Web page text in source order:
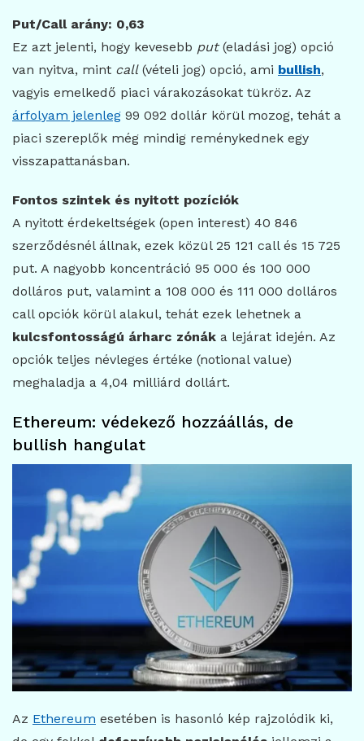
Put/Call arány: 0,63
Ez azt jelenti, hogy kevesebb put(eladási jog) opció
van nyitva, mint call(vételi jog) opció, ami bullish,
vagyis emelkedő piaci várakozásokat tükröz. Az
árfolyam jelenleg 99 092 dollár körül mozog, tehát a
piaci szereplők még mindig reménykednek egy
visszapattanásban.
Fontos szintek és nyitott pozíciók
A nyitott érdekeltségek (open interest) 40 846
szerződésnél állnak, ezek közül 25 121 call és 15 725
put. A nagyobb koncentráció 95 000 és 100 000
dolláros put, valamint a 108 000 és 111 000 dolláros
call opciók körül alakul, tehát ezek lehetnek a
kulcsfontosságú árharc zónák a lejárat idején. Az
opciók teljes névleges értéke (notional value)
meghaladja a 4,04 milliárd dollárt.
Ethereum: védekező hozzáállás, de
bullish hangulat
Az Ethereum esetében is hasonló kép rajzolódik ki,